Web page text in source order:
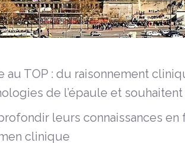
au TOP : du raisonnement
de l’épaule et
leurs connaissances
clinique